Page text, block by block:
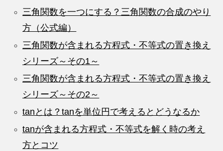
三角関数を一つにする？三角関数の合成のやり
方（公式編）
三角関数が含まれる方程式・不等式の置き換え
シリーズ～その1～
三角関数が含まれる方程式・不等式の置き換え
シリーズ～その2～
tanとは？tanを単位円で考えるとどうなるか
tanが含まれる方程式・不等式を解く時の考え
方とコツ